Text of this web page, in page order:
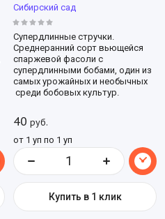
Сибирский сад
Супердлинные стручки.
Среднеранний сорт вьющейся
спаржевой фасоли с
супердлинными бобами, один из
самых урожайных и необычных
среди бобовых культур.
40 руб.
от 1 уп по 1 уп
Купить в 1 клик